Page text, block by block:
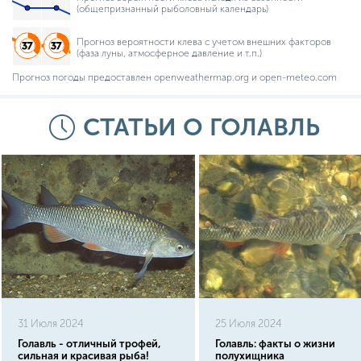
(общепризнанный рыболовный календарь)
Прогноз вероятности клева с учетом внешних факторов
(фаза луны, атмосферное давление и т.п.)
Прогноз погоды предоставлен openweathermap.org и open-meteo.com
СТАТЬИ О ГОЛАВЛЬ
31 Июля 2024
Голавль - отличный трофей,
сильная и красивая рыба!
25 Июля 2024
Голавль: факты о жизни
полухищника